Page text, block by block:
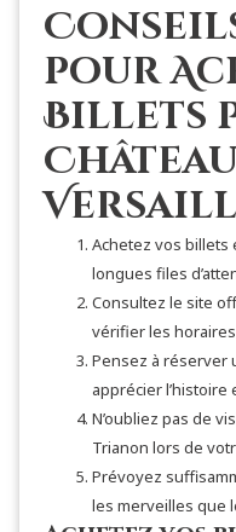
pour
Billets
Achetez vos billets
longues files
Consultez le site
vérifier les
Pensez à réserver
apprécier l’histoire
N’oubliez pas de
Trianon lors de
Prévoyez
les merveilles que